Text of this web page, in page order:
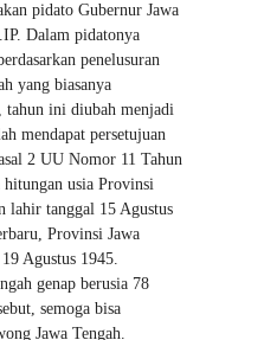
pidato Gubernur Jawa
Dalam pidatonya
penelusuran
yang biasanya
tahun ini diubah menjadi
mendapat persetujuan
2 UU Nomor 11 Tahun
hitungan usia Provinsi
lahir tanggal 15 Agustus
Provinsi Jawa
Agustus 1945.
genap berusia 78
semoga bisa
Jawa Tengah.